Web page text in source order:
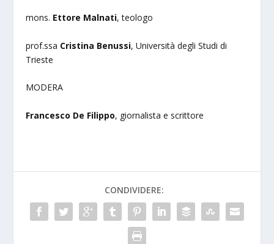
mons. Ettore Malnati, teologo
prof.ssa Cristina Benussi, Università degli Studi di
Trieste
MODERA
Francesco De Filippo, giornalista e scrittore
CONDIVIDERE: